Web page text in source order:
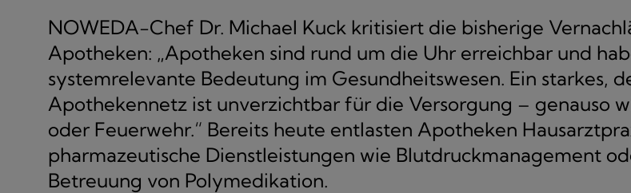
NOWEDA-Chef Dr. Michael Kuck kritisiert die bisherige
Apotheken: „Apotheken sind rund um die Uhr erreichbar und
systemrelevante Bedeutung im Gesundheitswesen. Ein starkes,
Apothekennetz ist unverzichtbar für die Versorgung – genauso
oder Feuerwehr.“ Bereits heute entlasten Apotheken
pharmazeutische Dienstleistungen wie Blutdruckmanagement
Betreuung von Polymedikation.